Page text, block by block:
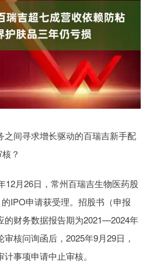
间寻求增长驱动的百瑞吉新手配
？
月26日，常州百瑞吉生物医药股
IPO申请获受理。招股书（申报
的财务数据报告期为2021—2024年
核问询函后，2025年9月29日，
事项申请中止审核。